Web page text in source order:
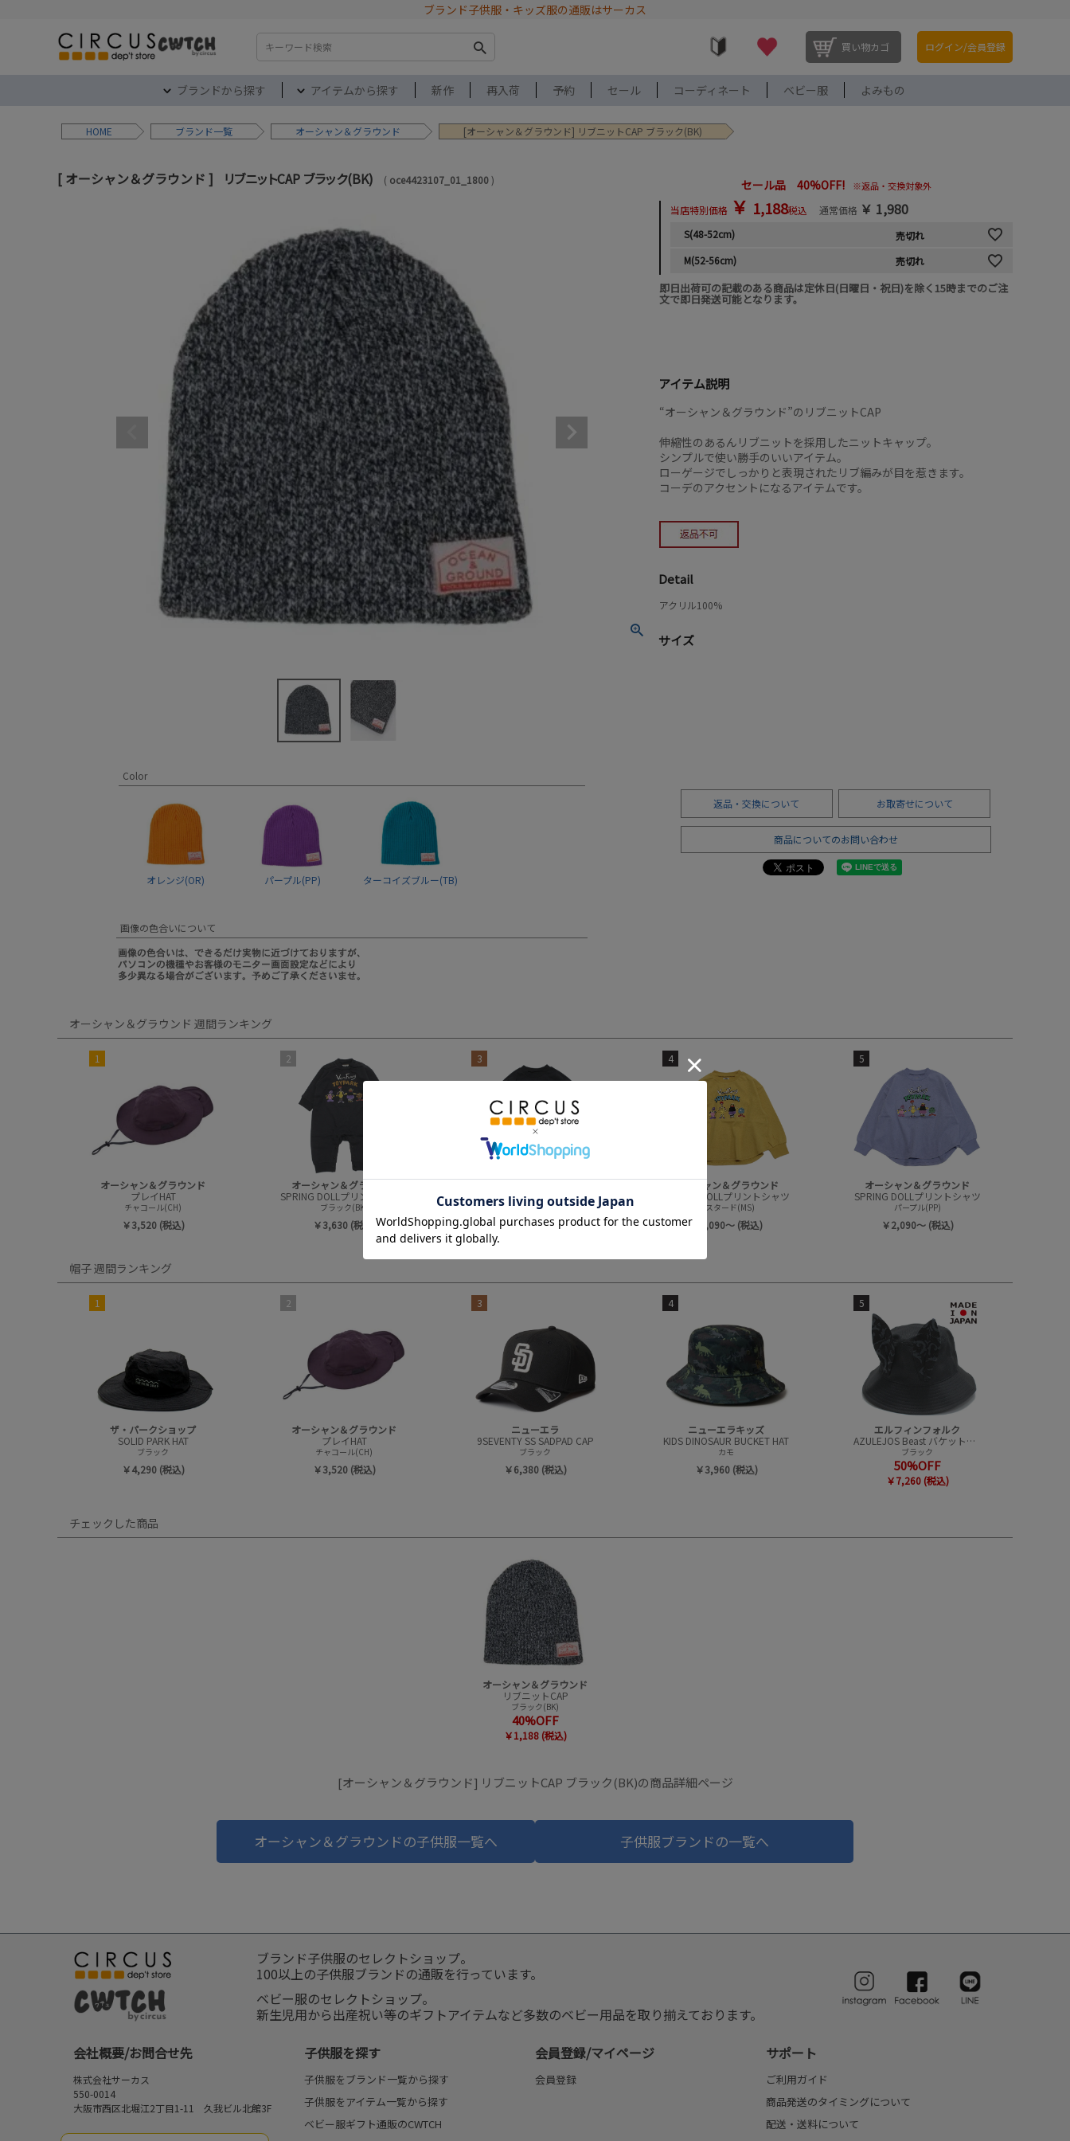
ブランド子供服・キッズ服の通販はサーカス
検索 買い物カゴ ログイン/会員登録
ブランドから探す アイテムから探す 新作 再入荷 予約 セール コーディネート ベビー服 よみもの
HOME ブランド オーシャン＆グラウンド [オーシャン＆グラウンド] リブニットCAP ブラック(BK)
オーシャン＆グラウンド リブニットCAP ブラック(BK) oce4423107_01_1800
Color
オレンジ(OR) パープル(PP) ターコイズブルー(TB)
画像の色合いについて
セール品 40%OFF! ※返品・交換対象外
当店特別価格 ￥ 1,188税込 通常価格 ￥ 1,980
S(48-52cm)
売切れ
M(52-56cm)
売切れ
即日出荷可の記載のある商品は定休日(日曜日・祝日)を除く15時までのご注
文で即日発送可能となります。
アイテム説明
“オーシャン＆グラウンド”のリブニットCAP
伸縮性のあるんリブニットを採用したニットキャップ。
シンプルで使い勝手のいいアイテム。
ローゲージでしっかりと表現されたリブ編みが目を惹きます。
コーデのアクセントになるアイテムです。
Detail
アクリル100%
サイズ
返品・交換について お取寄せについて
商品についてのお問い合わせ
オーシャン＆グラウンド 週間ランキング
1
オーシャン＆グラウンド
プレイHAT
チャコール(CH)
￥3,520 (税込)
2
オーシャン＆グラウンド
ブラック(BK)
￥3,630 (税込)
3
SPRING DOLLプリントシャツ
ブラック(BK)
￥2,090～ (税込)
4
オーシャン＆グラウンド
SPRING DOLLプリントシャツ
マスタード(MS)
￥2,090～ (税込)
5
オーシャン＆グラウンド
SPRING DOLLプリントシャツ
パープル(PP)
￥2,090～ (税込)
帽子 週間ランキング
1
ザ・パークショップ
SOLID PARK HAT
ブラック
￥4,290 (税込)
2
オーシャン＆グラウンド
プレイHAT
チャコール(CH)
￥3,520 (税込)
3
ニューエラ
9SEVENTY SS SADPAD CAP
ブラック
￥6,380 (税込)
4
ニューエラキッズ
KIDS DINOSAUR BUCKET HAT
カモ
￥3,960 (税込)
5
エルフィンフォルク
AZULEJOS Beast バケットハット
ブラック
50%OFF
￥7,260 (税込)
チェックした商品
オーシャン＆グラウンド
リブニットCAP
ブラック(BK)
40%OFF
￥1,188 (税込)
[オーシャン＆グラウンド] リブニットCAP ブラック(BK)の商品詳細ページ
オーシャン＆グラウンドの子供服一覧へ 子供服ブランドの一覧へ
ブランド子供服のセレクトショップ。
100以上の子供服ブランドの通販を行っています。
ベビー服のセレクトショップ。
新生児用から出産祝い等のギフトアイテムなど多数のベビー用品を取り揃えております。
会社概要/お問合せ先
株式会社サーカス
550-0014
大阪市西区北堀江2丁目1-11 久我ビル北館3F
お問合せ先
子供服を探す
子供服をブランド一覧から探す
子供服をアイテム一覧から探す
ベビー服ギフト通販のCWTCH
会員登録/マイページ
会員登録
サポート
ご利用ガイド
商品発送のタイミングについて
配送・送料について